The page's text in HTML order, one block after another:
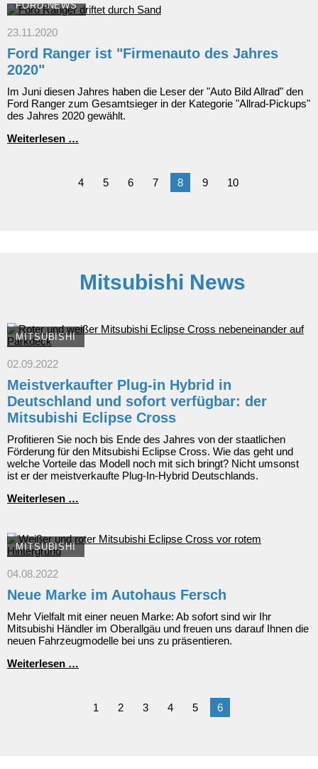
Transit
FORD-NEWS
23.11.2020
Ford Ranger ist "Firmenauto des Jahres
2020"
Im Juni diesen Jahres haben die Leser der "Auto Bild Allrad" den
Ford Ranger zum Gesamtsieger in der Kategorie "Allrad-Pickups"
des Jahres 2020 gewählt.
Weiterlesen …
des
4 5 6 7 8 9 10
Mitsubishi News
MITSUBISHI
02.09.2022
Meistverkaufter Plug-in Hybrid in
Deutschland und sofort verfügbar: der
Mitsubishi Eclipse Cross
Profitieren Sie noch bis Ende des Jahres von der staatlichen
Förderung für den Mitsubishi Eclipse Cross. Wie das geht und
welche Vorteile das Modell noch mit sich bringt? Nicht umsonst
ist er der meistverkaufte Plug-In-Hybrid Deutschlands.
Weiterlesen …
Hybrid
in
Deutschland
verfügbar:
Mitsubishi
Eclipse
Cross
MITSUBISHI
04.08.2022
Neue Marke im Autohaus Fersch
Mehr Vielfalt mit einer neuen Marke: Ab sofort sind wir Ihr
Mitsubishi Händler im Oberallgäu und freuen uns darauf Ihnen die
neuen Fahrzeugmodelle bei uns zu präsentieren.
Weiterlesen …
Fersch
1 2 3 4 5 6